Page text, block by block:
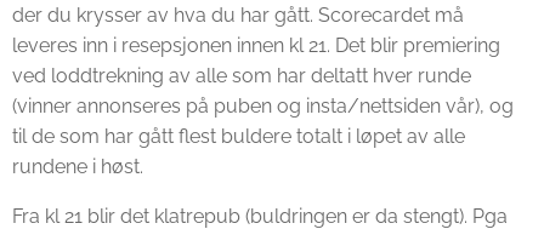
der du krysser av hva du har gått. Scorecardet må
leveres inn i resepsjonen innen kl 21. Det blir premiering
ved loddtrekning av alle som har deltatt hver runde
(vinner annonseres på puben og insta/nettsiden vår), og
til de som har gått flest buldere totalt i løpet av alle
rundene i høst.
Fra kl 21 blir det klatrepub (buldringen er da stengt). Pga